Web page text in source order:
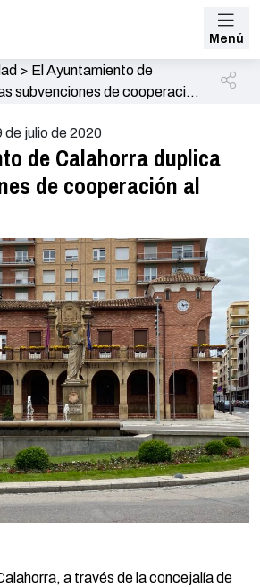
Menú
> El Ayuntamiento de
subvenciones de cooperación
de julio de 2020
de Calahorra duplica
de cooperación al
a través de la concejalía de